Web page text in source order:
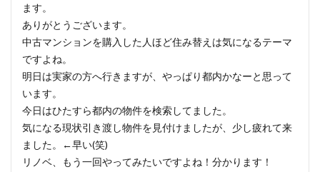
ます。
ありがとうございます。
中古マンションを購入した人ほど住み替えは気になるテーマ
ですよね。
明日は実家の方へ行きますが、やっぱり都内かなーと思って
います。
今日はひたすら都内の物件を検索してました。
気になる現状引き渡し物件を見付けましたが、少し疲れて来
ました。←早い(笑)
リノベ、もう一回やってみたいですよね！分かります！